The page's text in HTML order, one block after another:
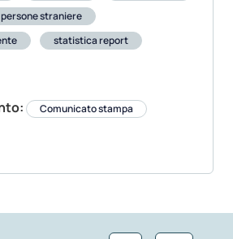
persone straniere
statistica report
Comunicato stampa